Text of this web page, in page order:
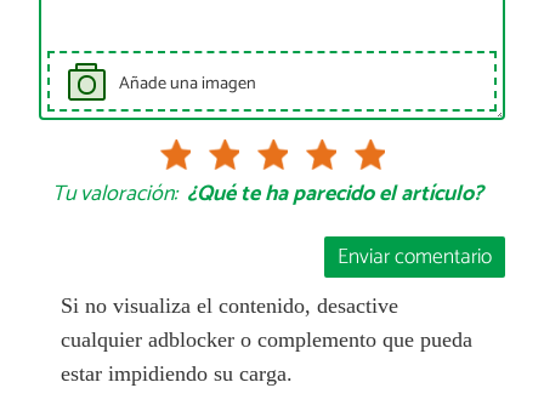
Añade una imagen
Tu valoración: ¿Qué te ha parecido el artículo?
Enviar comentario
Si no visualiza el contenido, desactive
cualquier adblocker o complemento que pueda
estar impidiendo su carga.